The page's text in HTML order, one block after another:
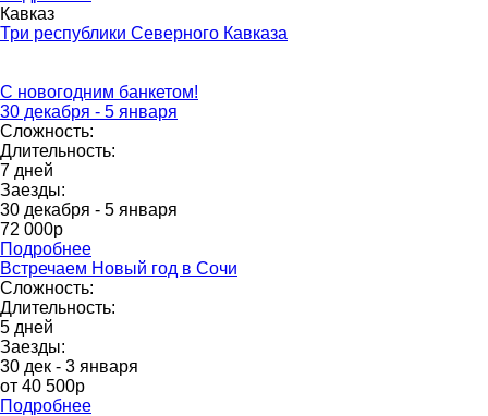
Кавказ
Три республики Северного Кавказа
С новогодним банкетом!
30 декабря - 5 января
Сложность:
Длительность:
7 дней
Заезды:
30 декабря - 5 января
72 000p
Подробнее
Встречаем Новый год в Сочи
Сложность:
Длительность:
5 дней
Заезды:
30 дек - 3 января
от 40 500р
Подробнее